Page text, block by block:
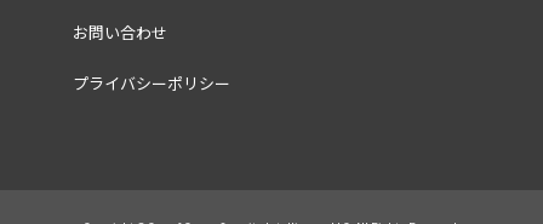
お問い合わせ
プライバシーポリシー